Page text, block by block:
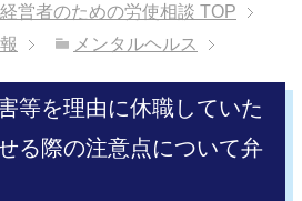
営者のための労使相談 TOP
メンタルヘルス
等を理由に休職していた
る際の注意点について弁